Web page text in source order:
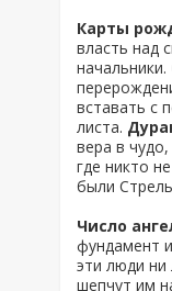
Карты
власть над
начальники.
вставать с
листа.
вера в
где никто
были
Число
фундамент
эти люди ни
шепчут им